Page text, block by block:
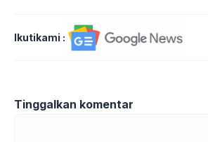
Ikutikami :
Tinggalkan komentar